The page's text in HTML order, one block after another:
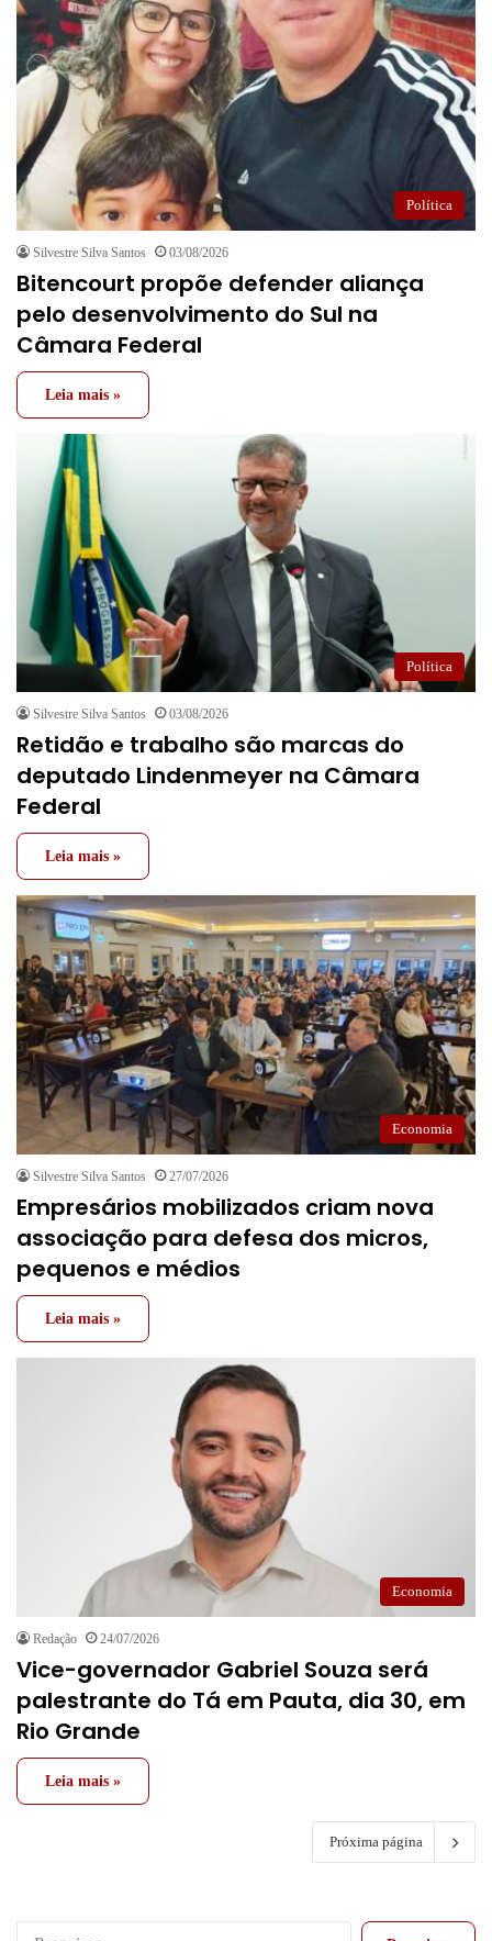
Política
Silvestre Silva Santos 03/08/2026
Bitencourt propõe defender aliança
pelo desenvolvimento do Sul na
Câmara Federal
Leia mais »
Política
Silvestre Silva Santos 03/08/2026
Retidão e trabalho são marcas do
deputado Lindenmeyer na Câmara
Federal
Leia mais »
Economia
Silvestre Silva Santos 27/07/2026
Empresários mobilizados criam nova
associação para defesa dos micros,
pequenos e médios
Leia mais »
Economia
Redação 24/07/2026
Vice-governador Gabriel Souza será
palestrante do Tá em Pauta, dia 30, em
Rio Grande
Leia mais »
Próxima página
Pesquisar